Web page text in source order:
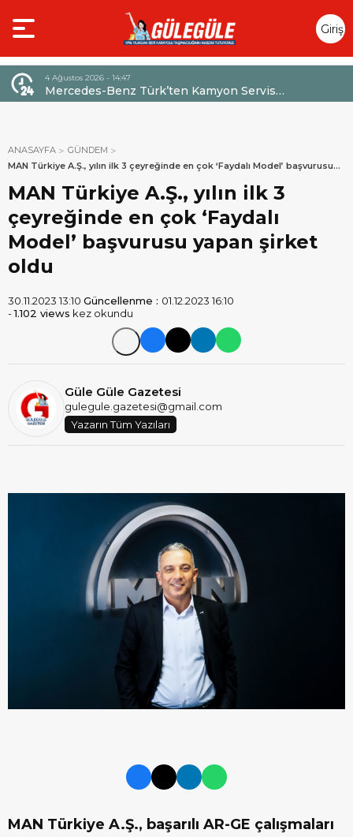
Giriş
Yap
4 Ağustos 2026 - 14:47
Mercedes-Benz Türk’ten Kamyon Servis
Sözleşmelerinde 36 Aya Varan Taksit İmkânı
ANASAYFA
GÜNDEM
MAN Türkiye A.Ş., yılın ilk 3 çeyreğinde en çok ‘Faydalı Model’ başvurusu
yapan şirket oldu
MAN Türkiye A.Ş., yılın ilk 3
çeyreğinde en çok ‘Faydalı
Model’ başvurusu yapan şirket
oldu
30.11.2023 13:10 Güncellenme : 01.12.2023 16:10
-1.102 views kez okundu
Güle Güle Gazetesi
gulegule.gazetesi@gmail.com
Yazarın Tüm Yazıları
MAN Türkiye A.Ş., başarılı AR-GE çalışmaları